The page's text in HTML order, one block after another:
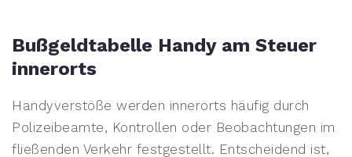
Bußgeldtabelle Handy am Steuer
innerorts
Handyverstöße werden innerorts häufig durch
Polizeibeamte, Kontrollen oder Beobachtungen im
fließenden Verkehr festgestellt. Entscheidend ist,